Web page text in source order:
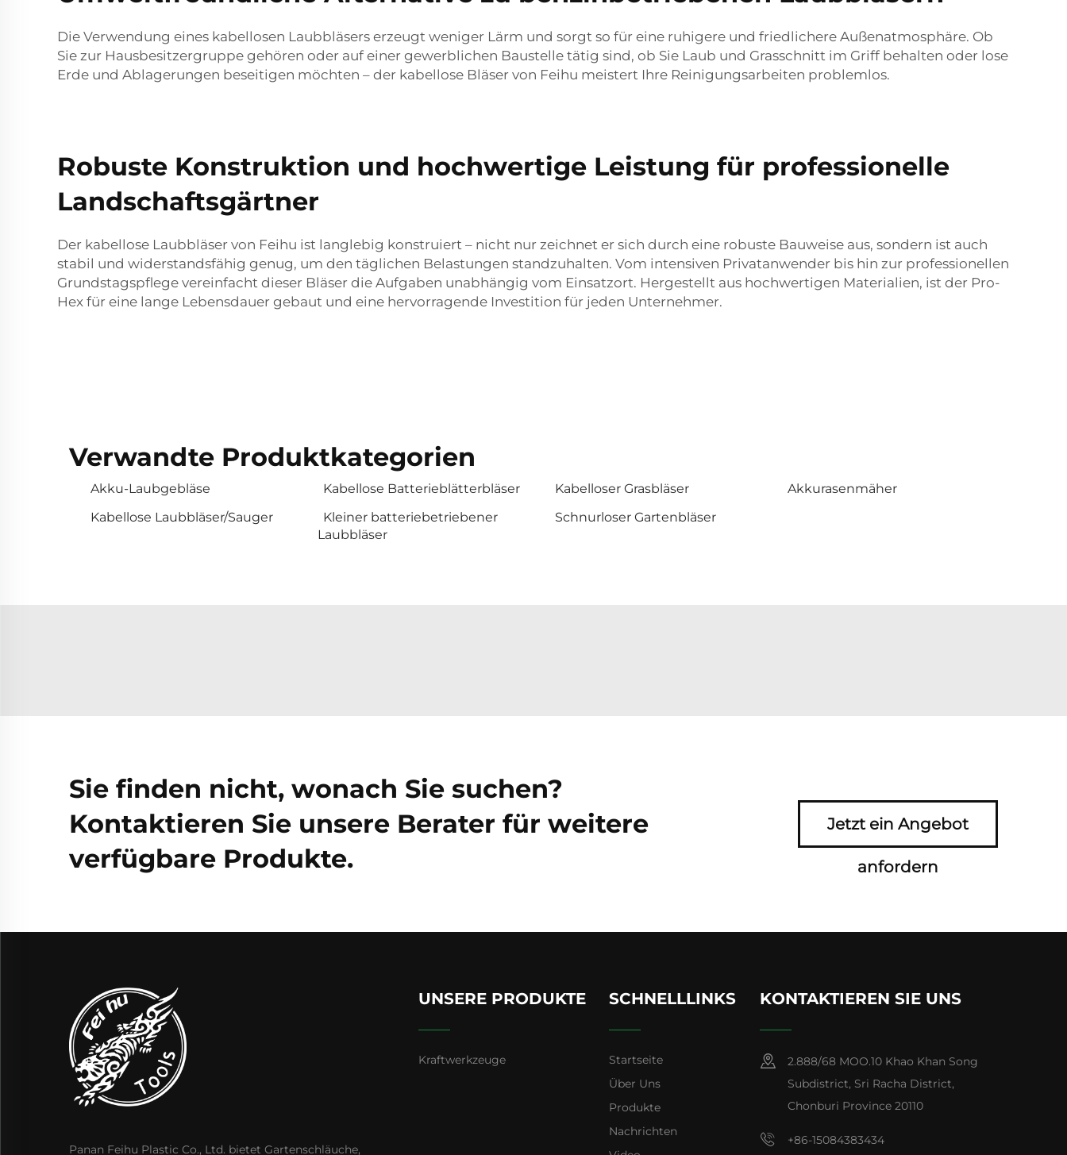
Die Verwendung eines kabellosen Laubbläsers erzeugt weniger Lärm und sorgt so für eine ruhigere und friedlichere Außenatmosphäre. Ob
Sie zur Hausbesitzergruppe gehören oder auf einer gewerblichen Baustelle tätig sind, ob Sie Laub und Grasschnitt im Griff behalten oder lose
Erde und Ablagerungen beseitigen möchten – der kabellose Bläser von Feihu meistert Ihre Reinigungsarbeiten problemlos.
Robuste Konstruktion und hochwertige Leistung für professionelle
Landschaftsgärtner
Der kabellose Laubbläser von Feihu ist langlebig konstruiert – nicht nur zeichnet er sich durch eine robuste Bauweise aus, sondern ist auch
stabil und widerstandsfähig genug, um den täglichen Belastungen standzuhalten. Vom intensiven Privatanwender bis hin zur professionellen
Grundstagspflege vereinfacht dieser Bläser die Aufgaben unabhängig vom Einsatzort. Hergestellt aus hochwertigen Materialien, ist der Pro-
Hex für eine lange Lebensdauer gebaut und eine hervorragende Investition für jeden Unternehmer.
Verwandte Produktkategorien
Akku-Laubgebläse Kabellose Batterieblätterbläser Kabelloser Grasbläser
Akkurasenmäher
Kabellose Laubbläser/Sauger
Kleiner batteriebetriebener
Laubbläser
Schnurloser Gartenbläser
Sie finden nicht, wonach Sie suchen?
Kontaktieren Sie unsere Berater für weitere
verfügbare Produkte.
Jetzt ein Angebot
anfordern
Panan Feihu Plastic Co., Ltd. bietet Gartenschläuche,
UNSERE PRODUKTE
Kraftwerkzeuge
SCHNELLLINKS
Startseite
Über Uns
Produkte
Nachrichten
KONTAKTIEREN SIE UNS
2.888/68 MOO.10 Khao Khan Song
Subdistrict, Sri Racha District,
Chonburi Province 20110
+86-15084383434